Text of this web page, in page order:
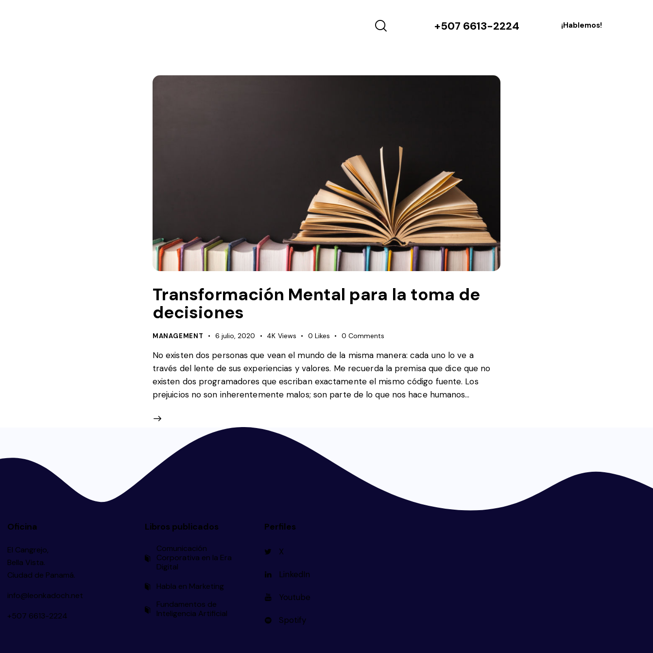
+507 6613-2224 ¡Hablemos!
Transformación Mental para la toma de
decisiones
MANAGEMENT 6 julio, 2020 4K Views 0 Likes 0 Comments
No existen dos personas que vean el mundo de la misma manera: cada uno lo ve a
través del lente de sus experiencias y valores. Me recuerda la premisa que dice que no
existen dos programadores que escriban exactamente el mismo código fuente. Los
prejuicios no son inherentemente malos; son parte de lo que nos hace humanos…
Oficina
El Cangrejo,
Bella Vista.
Ciudad de Panamá.
info@leonkadoch.net
+507 6613-2224
Libros publicados
Comunicación
Corporativa en la Era
Digital
Habla en Marketing
Fundamentos de
Inteligencia Artificial
Perfiles
X
LinkedIn
Youtube
Spotify